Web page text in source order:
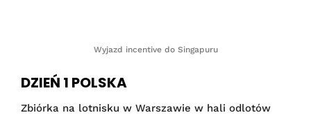
Wyjazd incentive do Singapuru
DZIEŃ 1 POLSKA
Zbiórka na lotnisku w Warszawie w hali odlotów